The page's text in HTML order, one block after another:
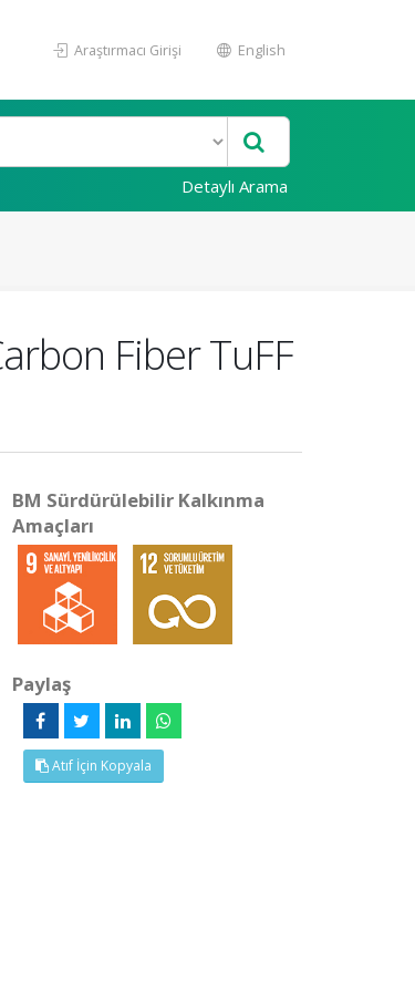
Araştırmacı Girişi English
Detaylı Arama
Fiber TuFF
BM Sürdürülebilir Kalkınma
Amaçları
Paylaş
Atıf İçin Kopyala